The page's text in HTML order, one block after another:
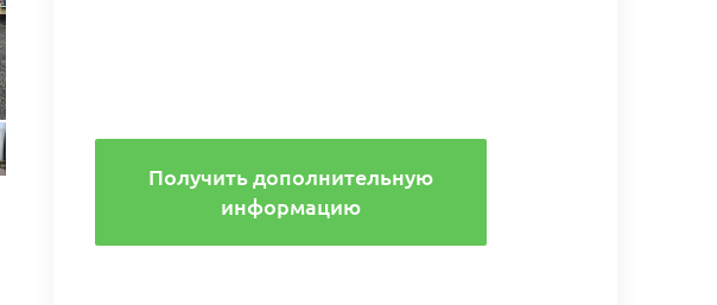
Получить дополнительную
информацию